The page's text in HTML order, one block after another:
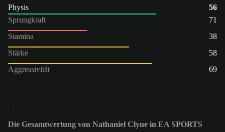
Physis
56
Sprungkraft
71
Stamina
38
Stärke
58
Aggressivität
69
Die Gesamtwertung von Nathaniel Clyne in EA SPORTS